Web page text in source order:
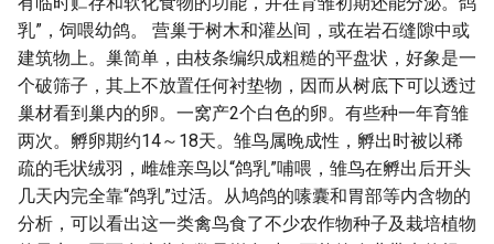
乳”，饲喂幼鸽。 营巢于树木和灌丛间，或在岩石缝隙中或
建筑物上。巢简单，由枝条编织成粗糙的平盘状，好象是一
个破筛子，其上不放置任何衬垫物，因而从树底下可以透过
巢材看到巢内的卵。一窝产2个白色的卵。有些种一年育雏
两次。孵卵期约14～18天。雏鸟属晚成性，孵出时被以稀
疏的毛状绒羽，雌雄亲鸟以“鸽乳”哺喂，雏鸟在孵出后开头
几天内完全靠“鸽乳”过活。从鸠鸽的嗉囊和胃部等内含物的
分析，可以看出这一类禽鸟食了不少农作物种子及栽培植物